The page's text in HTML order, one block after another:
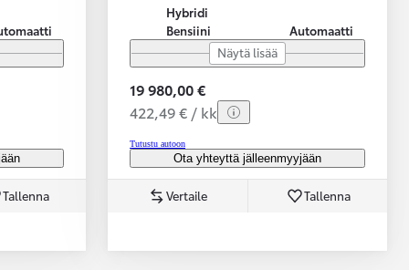
Tallenna
Hybridi
Bensiini
Automaatti
Näytä lisää
19 980,00 €
422,49 € / kk
Tutustu autoon
Ota yhteyttä jälleenmyyjään
Vertaile Tallenna